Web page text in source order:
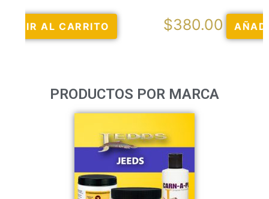
$380.00 AÑADIR AL CARRITO
PRODUCTOS POR MARCA